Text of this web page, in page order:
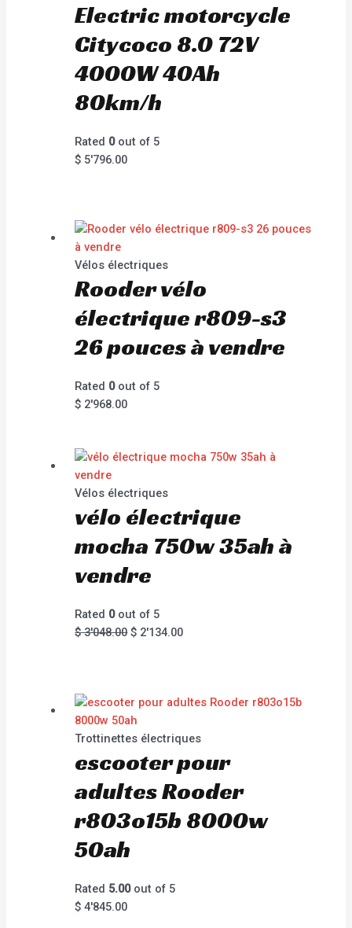
Electric motorcycle
Citycoco 8.0 72V
4000W 40Ah
80km/h
Rated 0out of 5
$ 5'796.00
Vélos électriques
Rooder vélo
électrique r809-s3
26 pouces à vendre
Rated 0out of 5
$ 2'968.00
Vélos électriques
vélo électrique
mocha 750w 35ah à
vendre
Rated 0out of 5
$3'048.00 $ 2'134.00
Trottinettes électriques
escooter pour
adultes Rooder
r803o15b 8000w
50ah
Rated 5.00out of 5
$ 4'845.00